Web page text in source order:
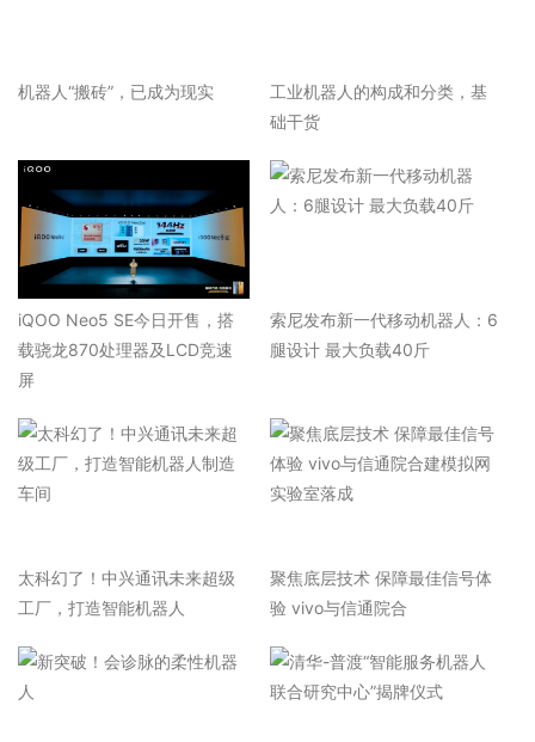
机器人“搬砖”，已成为现实
工业机器人的构成和分类，基
础干货
iQOO Neo5 SE今日开售，搭
载骁龙870处理器及LCD竞速
屏
索尼发布新一代移动机器人：6
腿设计 最大负载40斤
太科幻了！中兴通讯未来超级
工厂，打造智能机器人
聚焦底层技术 保障最佳信号体
验 vivo与信通院合